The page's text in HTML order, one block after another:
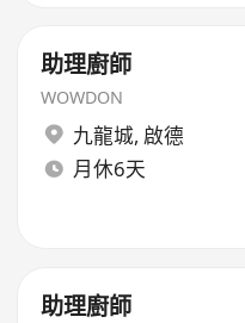
助理廚師
WOWDON
九龍城, 啟德
月休6天
助理廚師